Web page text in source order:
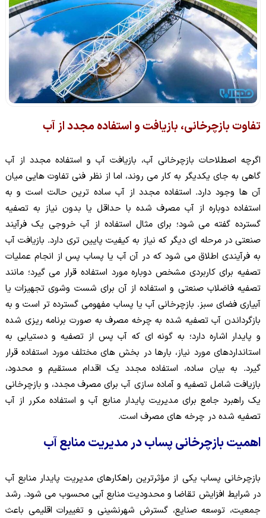
تفاوت بازچرخانی، بازیافت و استفاده مجدد از آب
اگرچه اصطلاحات بازچرخانی آب، بازیافت آب و استفاده مجدد از آب
گاهی به جای یکدیگر به کار می روند، اما از نظر فنی تفاوت هایی میان
آن ها وجود دارد. استفاده مجدد از آب ساده ترین حالت است و به
استفاده دوباره از آب مصرف شده با حداقل یا بدون نیاز به تصفیه
گسترده گفته می شود؛ برای مثال استفاده از آب خروجی یک فرآیند
صنعتی در مرحله ای دیگر که نیاز به کیفیت پایین تری دارد. بازیافت آب
به فرآیندی اطلاق می شود که در آن آب یا پساب پس از انجام عملیات
تصفیه برای کاربردی مشخص دوباره مورد استفاده قرار می گیرد؛ مانند
تصفیه فاضلاب صنعتی و استفاده از آن برای شست وشوی تجهیزات یا
آبیاری فضای سبز. بازچرخانی آب یا پساب مفهومی گسترده تر است و به
بازگرداندن آب تصفیه شده به چرخه مصرف به صورت برنامه ریزی شده
و پایدار اشاره دارد؛ به گونه ای که آب پس از تصفیه و دستیابی به
استانداردهای مورد نیاز، بارها در بخش های مختلف مورد استفاده قرار
گیرد. به بیان ساده، استفاده مجدد یک اقدام مستقیم و محدود،
بازیافت شامل تصفیه و آماده سازی آب برای مصرف مجدد، و بازچرخانی
یک راهبرد جامع برای مدیریت پایدار منابع آب و استفاده مکرر از آب
تصفیه شده در چرخه های مصرف است.
اهمیت بازچرخانی پساب در مدیریت منابع آب
بازچرخانی پساب یکی از مؤثرترین راهکارهای مدیریت پایدار منابع آب
در شرایط افزایش تقاضا و محدودیت منابع آبی محسوب می شود. رشد
جمعیت، توسعه صنایع، گسترش شهرنشینی و تغییرات اقلیمی باعث